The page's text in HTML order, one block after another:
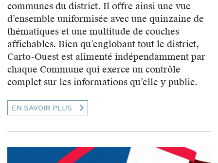
communes du district. Il offre ainsi une vue
d’ensemble uniformisée avec une quinzaine de
thématiques et une multitude de couches
affichables. Bien qu’englobant tout le district,
Carto-Ouest est alimenté indépendamment par
chaque Commune qui exerce un contrôle
complet sur les informations qu’elle y publie.
EN SAVOIR PLUS